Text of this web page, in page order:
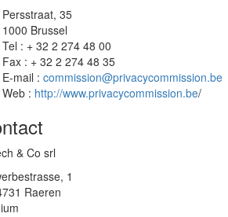
Persstraat, 35
1000 Brussel
Tel : + 32 2 274 48 00
Fax : + 32 2 274 48 35
E-mail : commission@privacycommission.be
Web : http://www.privacycommission.be/
& Co srl
1
Raeren